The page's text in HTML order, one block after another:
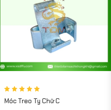
Móc Treo Ty Chữ C